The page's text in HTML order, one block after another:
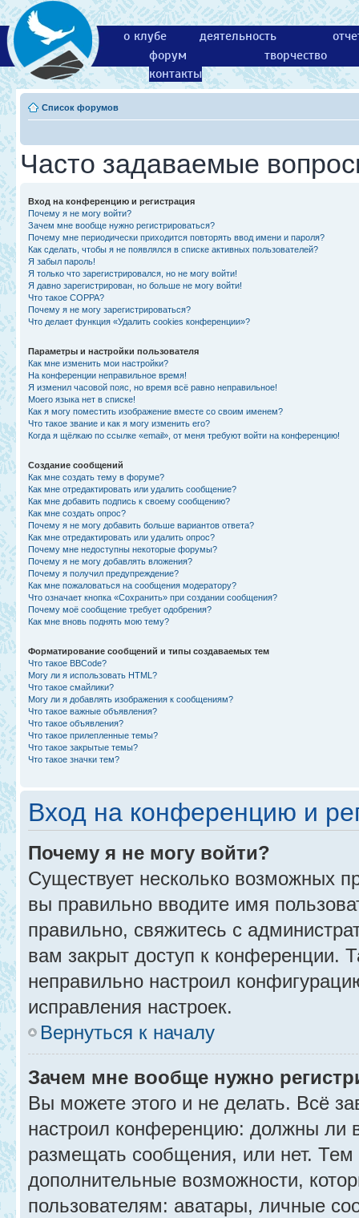
о клубе деятельность
форум
творчество
контакты
Список форумов
Часто задаваемые
Вход на конференцию и регистрация
Почему я не могу войти?
Зачем мне вообще нужно регистрироваться?
Почему мне периодически приходится повторять ввод имени и пароля?
Как сделать, чтобы я не появлялся в списке активных пользователей?
Я забыл пароль!
Я только что зарегистрировался, но не могу войти!
Я давно зарегистрирован, но больше не могу войти!
Что такое COPPA?
Почему я не могу зарегистрироваться?
Что делает функция «Удалить cookies конференции»?
Параметры и настройки пользователя
Как мне изменить мои настройки?
На конференции неправильное время!
Я изменил часовой пояс, но время всё равно неправильное!
Моего языка нет в списке!
Как я могу поместить изображение вместе со своим именем?
Что такое звание и как я могу изменить его?
Когда я щёлкаю по ссылке «email», от меня требуют войти на конференцию!
Создание сообщений
Как мне создать тему в форуме?
Как мне отредактировать или удалить сообщение?
Как мне добавить подпись к своему сообщению?
Как мне создать опрос?
Почему я не могу добавить больше вариантов ответа?
Как мне отредактировать или удалить опрос?
Почему мне недоступны некоторые форумы?
Почему я не могу добавлять вложения?
Почему я получил предупреждение?
Как мне пожаловаться на сообщения модератору?
Что означает кнопка «Сохранить» при создании сообщения?
Почему моё сообщение требует одобрения?
Как мне вновь поднять мою тему?
Форматирование сообщений и типы создаваемых тем
Что такое BBCode?
Могу ли я использовать HTML?
Что такое смайлики?
Могу ли я добавлять изображения к сообщениям?
Что такое важные объявления?
Что такое объявления?
Что такое прилепленные темы?
Что такое закрытые темы?
Что такое значки тем?
Вход на конференцию и
Почему я не могу войти?
Существует несколько возможных
вы правильно вводите имя
правильно, свяжитесь с
вам закрыт доступ к конференции.
неправильно настроил
исправления настроек.
Вернуться к началу
Зачем мне вообще нужно
Вы можете этого и не делать. Всё
настроил конференцию: должны ли
размещать сообщения, или нет.
дополнительные возможности,
пользователям: аватары, личные